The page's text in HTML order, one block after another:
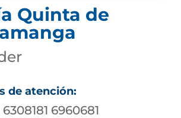
Quinta de
de atención:
6960681